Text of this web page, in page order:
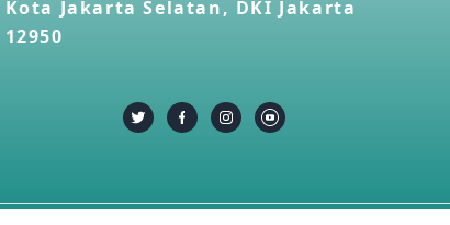
Kota Jakarta Selatan, DKI Jakarta
12950